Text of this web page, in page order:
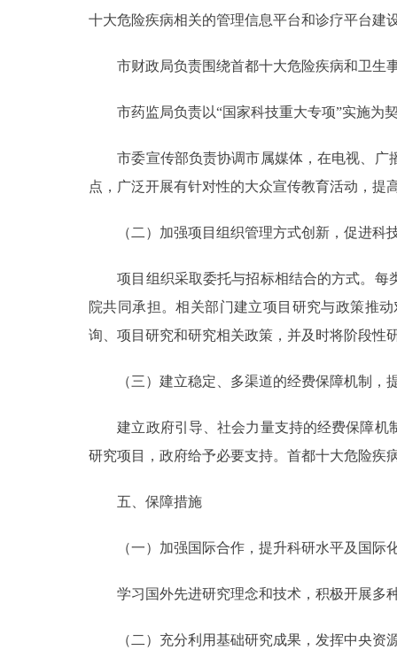
十大危险疾病相关的管理信息平台和诊疗平台
市财政局负责围绕首都十大危险疾病和卫生
市药监局负责以“国家科技重大专项”实施为
市委宣传部负责协调市属媒体，在电视、广
点，广泛开展有针对性的大众宣传教育活动，提
（二）加强项目组织管理方式创新，促进科
项目组织采取委托与招标相结合的方式。每
院共同承担。相关部门建立项目研究与政策推
询、项目研究和研究相关政策，并及时将阶段性
（三）建立稳定、多渠道的经费保障机制，
建立政府引导、社会力量支持的经费保障机
研究项目，政府给予必要支持。首都十大危险疾
五、保障措施
（一）加强国际合作，提升科研水平及国际
学习国外先进研究理念和技术，积极开展多种
（二）充分利用基础研究成果，发挥中央资